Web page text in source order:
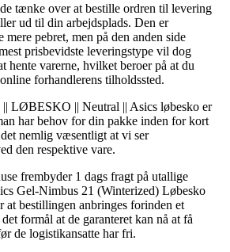
tænke over at bestille ordren til levering
ud til din arbejdsplads. Den er
pebret, men på den anden side
prisbevidste leveringstype vil dog
hente varerne, hvilket beroer på at du
forhandlerens tilholdssted.
|| LØBESKO || Neutral || Asics løbesko er
har behov for din pakke inden for kort
nemlig væsentligt at vi ser
den respektive vare.
frembyder 1 dags fragt på utallige
Gel-Nimbus 21 (Winterized) Løbesko
at bestillingen anbringes forinden et
formål at de garanteret kan nå at få
de logistikansatte har fri.